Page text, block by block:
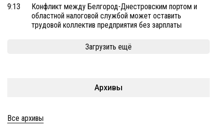
9:13
Конфликт между Белгород-Днестровским портом и
областной налоговой службой может оставить
трудовой коллектив предприятия без зарплаты
Загрузить ещё
Архивы
Все архивы